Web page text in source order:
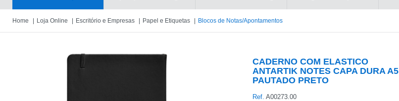
Home Loja Online Escritório e Empresas Papel e Etiquetas Blocos de Notas/Apontamentos
CADERNO COM ELASTICO
ANTARTIK NOTES CAPA DURA A5
PAUTADO PRETO
Ref. A00273.00